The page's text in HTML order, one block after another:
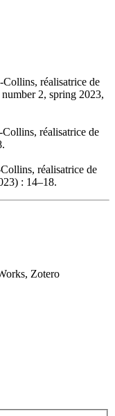
réalisatrice de
2, spring 2023,
réalisatrice de
réalisatrice de
: 14–18.
Zotero